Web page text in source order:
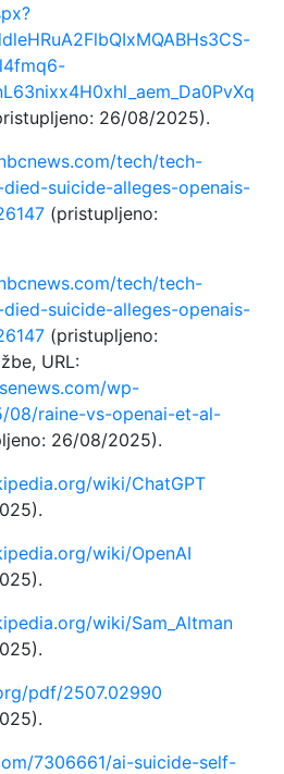
26/08/2025).
tech/tech-
suicide-alleges-openais-
(pristupljeno:
tech/tech-
suicide-alleges-openais-
(pristupljeno:
URL:
wp-
08/raine-vs-openai-et-al-
26/08/2025).
wiki/ChatGPT
wiki/OpenAI
wiki/Sam_Altman
pdf/2507.02990
7306661/ai-suicide-self-